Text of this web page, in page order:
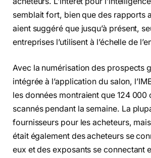
semblait fort, bien que des rapports
aient suggéré que jusqu’à présent,
entreprises l’utilisent à l’échelle de
Avec la numérisation des prospects
intégrée à l’application du salon,
les données montraient que 124 000
scannés pendant la semaine. La
fournisseurs pour les acheteurs,
était également des acheteurs se
eux et des exposants se connectant